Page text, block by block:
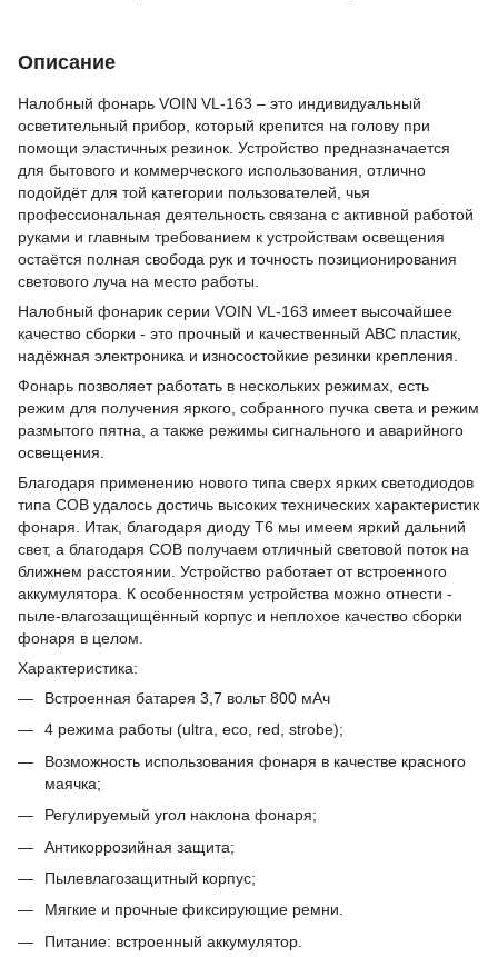
Описание
Налобный фонарь VOIN VL-163 – это индивидуальный
осветительный прибор, который крепится на голову при
помощи эластичных резинок. Устройство предназначается
для бытового и коммерческого использования, отлично
подойдёт для той категории пользователей, чья
профессиональная деятельность связана с активной работой
руками и главным требованием к устройствам освещения
остаётся полная свобода рук и точность позиционирования
светового луча на место работы.
Налобный фонарик серии VOIN VL-163 имеет высочайшее
качество сборки - это прочный и качественный АВС пластик,
надёжная электроника и износостойкие резинки крепления.
Фонарь позволяет работать в нескольких режимах, есть
режим для получения яркого, собранного пучка света и режим
размытого пятна, а также режимы сигнального и аварийного
освещения.
Благодаря применению нового типа сверх ярких светодиодов
типа COB удалось достичь высоких технических характеристик
фонаря. Итак, благодаря диоду T6 мы имеем яркий дальний
свет, а благодаря СOB получаем отличный световой поток на
ближнем расстоянии. Устройство работает от встроенного
аккумулятора. К особенностям устройства можно отнести -
пыле-влагозащищённый корпус и неплохое качество сборки
фонаря в целом.
Характеристика:
Встроенная батарея 3,7 вольт 800 мАч
4 режима работы (ultra, eco, red, strobe);
Возможность использования фонаря в качестве красного
маячка;
Регулируемый угол наклона фонаря;
Антикоррозийная защита;
Пылевлагозащитный корпус;
Мягкие и прочные фиксирующие ремни.
Питание: встроенный аккумулятор.